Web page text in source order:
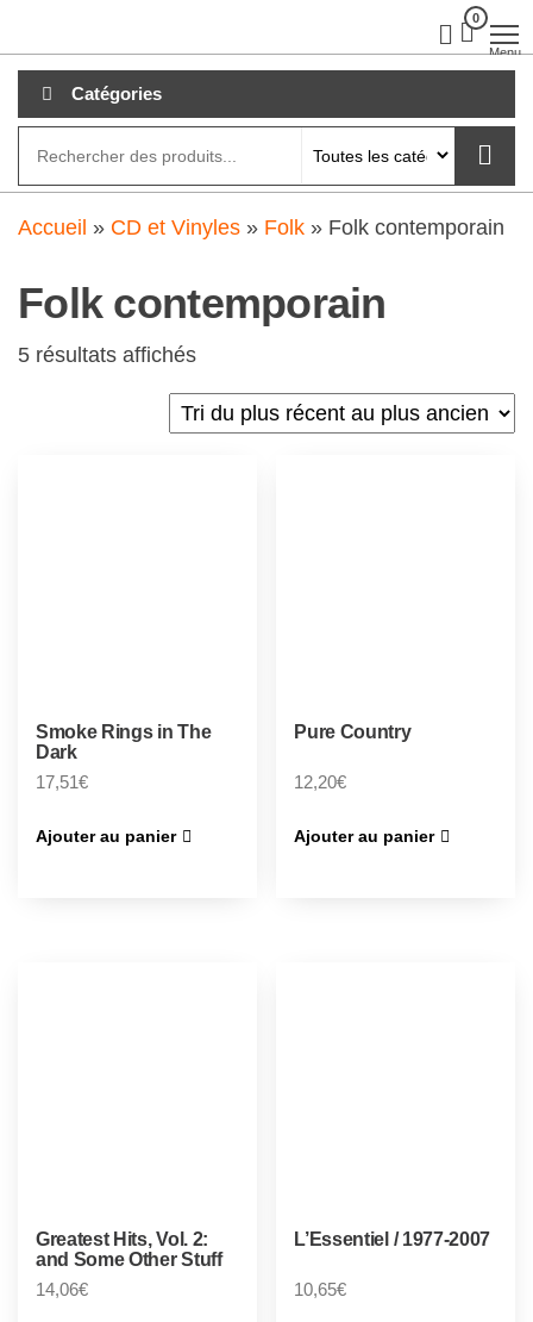
au
contenu
0
Menu
Catégories
Accueil » CD et Vinyles » Folk » Folk contemporain
Folk contemporain
5 résultats affichés
Smoke Rings in The
Dark
17,51€
Ajouter au panier
Pure Country
12,20€
Ajouter au panier
Greatest Hits, Vol. 2:
and Some Other Stuff
14,06€
L’Essentiel / 1977-2007
10,65€